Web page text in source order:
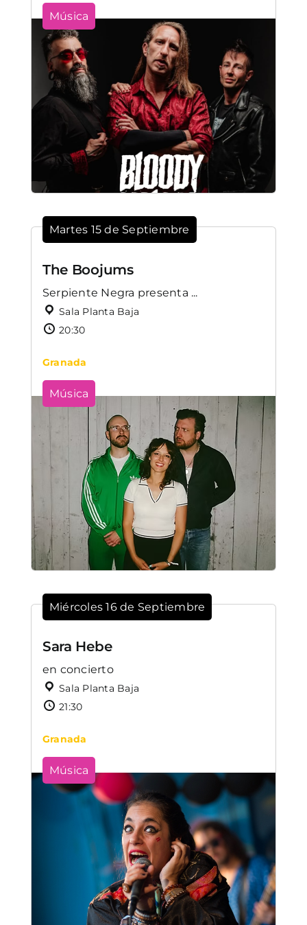
Música
Martes 15 de Septiembre
The Boojums
Serpiente Negra presenta ...
Sala Planta Baja
20:30
Granada
Música
Miércoles 16 de Septiembre
Sara Hebe
en concierto
Sala Planta Baja
21:30
Granada
Música